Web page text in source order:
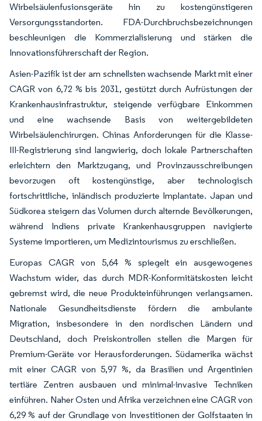
Wirbelsäulenfusionsgeräte hin zu kostengünstigeren
Versorgungsstandorten. FDA-Durchbruchsbezeichnungen
beschleunigen die Kommerzialisierung und stärken die
Innovationsführerschaft der Region.
Asien-Pazifik ist der am schnellsten wachsende Markt mit einer
CAGR von 6,72 % bis 2031, gestützt durch Aufrüstungen der
Krankenhausinfrastruktur, steigende verfügbare Einkommen
und eine wachsende Basis von weitergebildeten
Wirbelsäulenchirurgen. Chinas Anforderungen für die Klasse-
III-Registrierung sind langwierig, doch lokale Partnerschaften
erleichtern den Marktzugang, und Provinzausschreibungen
bevorzugen oft kostengünstige, aber technologisch
fortschrittliche, inländisch produzierte Implantate. Japan und
Südkorea steigern das Volumen durch alternde Bevölkerungen,
während Indiens private Krankenhausgruppen navigierte
Systeme importieren, um Medizintourismus zu erschließen.
Europas CAGR von 5,64 % spiegelt ein ausgewogenes
Wachstum wider, das durch MDR-Konformitätskosten leicht
gebremst wird, die neue Produkteinführungen verlangsamen.
Nationale Gesundheitsdienste fördern die ambulante
Migration, insbesondere in den nordischen Ländern und
Deutschland, doch Preiskontrollen stellen die Margen für
Premium-Geräte vor Herausforderungen. Südamerika wächst
mit einer CAGR von 5,97 %, da Brasilien und Argentinien
tertiäre Zentren ausbauen und minimal-invasive Techniken
einführen. Naher Osten und Afrika verzeichnen eine CAGR von
6,29 % auf der Grundlage von Investitionen der Golfstaaten in